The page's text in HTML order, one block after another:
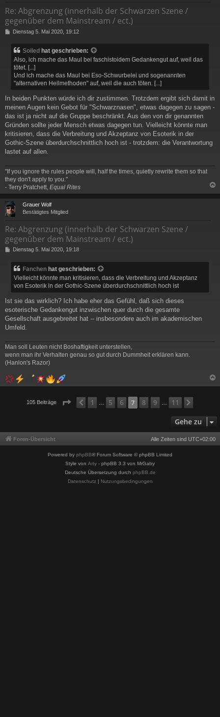
Re: Abgrenzung (innerhalb der Schwarzen Szene /
gegenüber dem Mainstream / ect.)
BDienstag 5. Mai 2020, 19:12
Soiled hat geschrieben:
Also, ich mache das Maul bei faschistoidem Gedankengut auf, weil das
tötet. [...]
Und ich mache das Maul bei Eso-Schwurbelei und sogenannten
"alternativen Heilmethoden" auf, weil die auch töten. [...]
In beiden Punkten würde ich dir zustimmen. Trotzdem ergibt sich damit in
meinen Augen kein Gebot für "Schwarznasen", etwas dagegen zu sagen -
das ist ja nicht auf die Gruppe beschränkt. Aus den von dir genannten
Gründen sollte jeder Mensch etwas dagegen tun. Vielleicht könnte man
kritisieren, dass die Verbreitung und Akzeptanz von Esoterik in der
Gothic-Szene überdurchschnittlich hoch ist - trotzdem: die Verantwortung
lastet auf allen.
"If you ignore the rules people will, half the times, quietly rewrite them so that
they don't apply to you."
- Terry Pratchett, Equal Rites
a
Grauer Wolf
Bestätigtes Mitglied
Re: Abgrenzung (innerhalb der Schwarzen Szene /
gegenüber dem Mainstream / ect.)
B
g
Dienstag 5. Mai 2020, 19:18
Fanchen hat geschrieben:
Vielleicht könnte man kritisieren, dass die Verbreitung und Akzeptanz
von Esoterik in der Gothic-Szene überdurchschnittlich hoch ist
Ist sie das wirklich? Ich habe eher das Gefühl, daß sich dieses
esoterische Gedankengut inzwischen quer durch die gesamte
Gesellschaft ausgebreitet hat -- insbesondere auch im akademischen
Umfeld.
Man soll Leuten nicht Boshaftigkeit unterstellen,
wenn man ihr Verhalten genau so gut durch Dummheit erklären kann.
(Hanlon's Razor)
a
n
105 Beiträge Seite 7 von11
Vorherige
1 5 6 7 8 9 11
Gehe zu
Foren-Übersicht Alle Zeiten sind UTC+02:00
Powered by phpBB® Forum Software © phpBB Limited
Style von Arty - phpBB 3.3 von MrGaby
Deutsche Übersetzung durch phpBB.de
Datenschutz| Nutzungsbedingungen